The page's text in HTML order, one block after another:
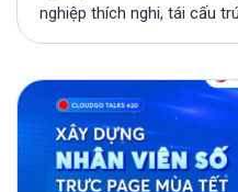
nghiệp thích nghi, tái cấu